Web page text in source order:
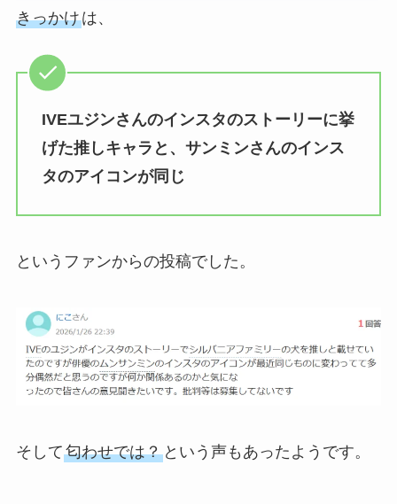
きっかけは、
IVEユジンさんのインスタのストーリーに挙
げた推しキャラと、サンミンさんのインス
タのアイコンが同じ
というファンからの投稿でした。
そして匂わせでは？という声もあったようです。